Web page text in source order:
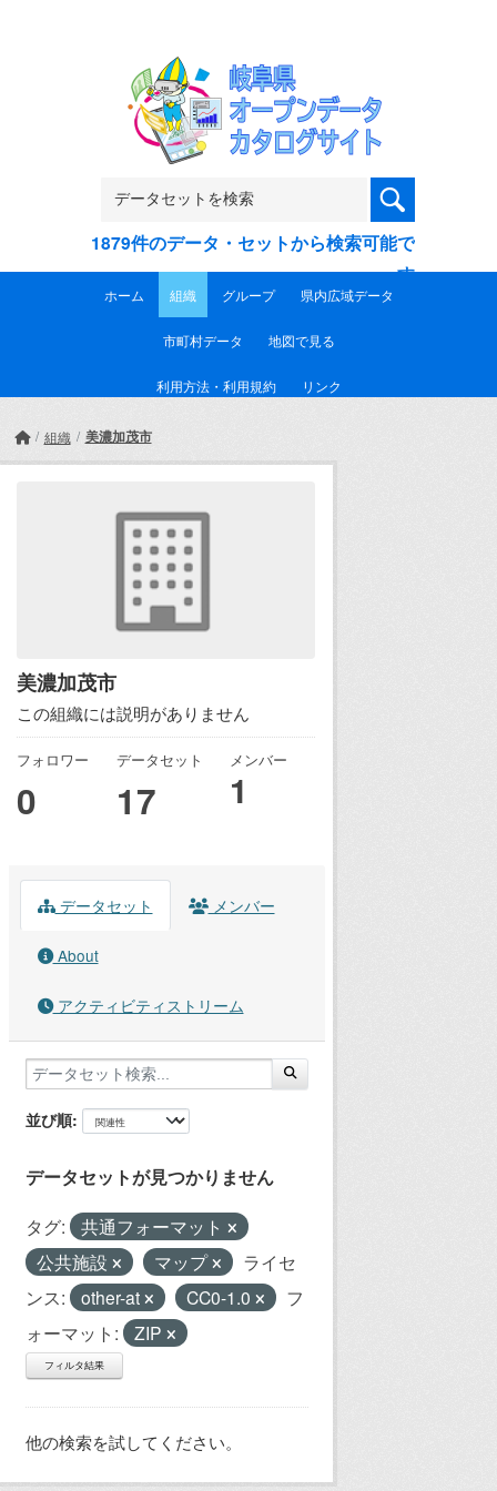
1879件のデータ・セットから検索可能で
す
ホーム 組織 グループ 県内広域データ
市町村データ 地図で見る
利用方法・利用規約 リンク
組織 美濃加茂市
美濃加茂市
この組織には説明がありません
フォロワー
0
データセット
17
メンバー
1
データセット メンバー
About
アクティビティストリーム
並び順
データセットが見つかりません
タグ:
共通フォーマット
公共施設
マップ
ライセ
ンス:
other-at CC0-1.0
フ
ォーマット:
ZIP
フィルタ結果
他の検索を試してください。